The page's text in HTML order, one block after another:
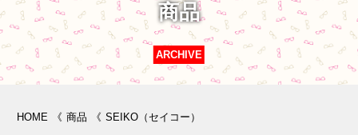
商品
ARCHIVE
HOME 《 商品 《 SEIKO（セイコー）